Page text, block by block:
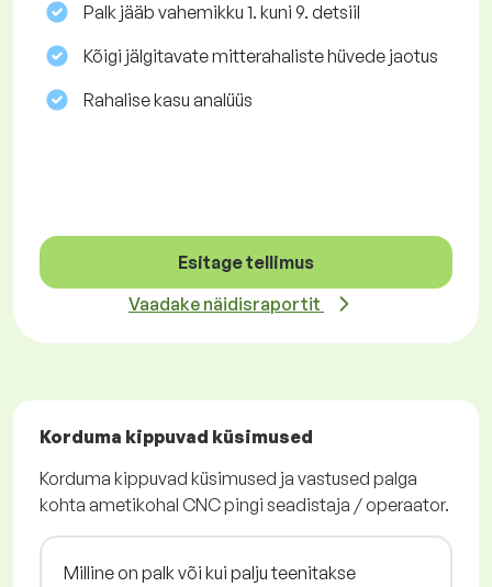
Palk jääb vahemikku 1. kuni 9. detsiil
Kõigi jälgitavate mitterahaliste hüvede jaotus
Rahalise kasu analüüs
Esitage tellimus
Vaadake näidisraportit
Korduma kippuvad küsimused
Korduma kippuvad küsimused ja vastused palga
kohta ametikohal CNC pingi seadistaja / operaator.
Milline on palk või kui palju teenitakse